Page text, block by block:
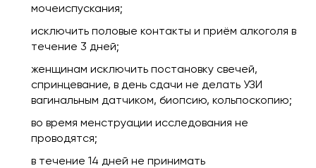
мочеиспускания;
исключить половые контакты и приём алкоголя в
течение 3 дней;
женщинам исключить постановку свечей,
спринцевание, в день сдачи не делать УЗИ
вагинальным датчиком, биопсию, кольпоскопию;
во время менструации исследования не
проводятся;
в течение 14 дней не принимать